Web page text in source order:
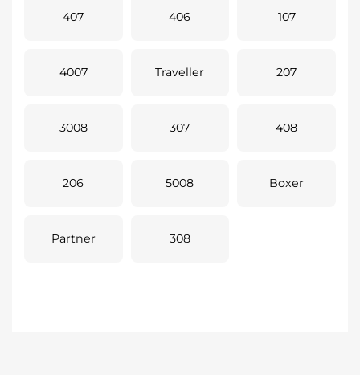
407 406 107
4007 Traveller 207
3008 307 408
206 5008 Boxer
Partner 308